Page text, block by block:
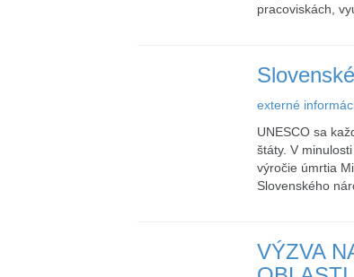
pracoviskách,
externé
UNESCO sa
štáty. V
výročie úmrtia
Slovenského
VÝZVA